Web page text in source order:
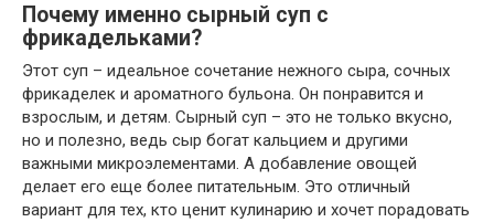
Почему именно сырный суп с
фрикадельками?
Этот суп – идеальное сочетание нежного сыра, сочных
фрикаделек и ароматного бульона. Он понравится и
взрослым, и детям. Сырный суп – это не только вкусно,
но и полезно, ведь сыр богат кальцием и другими
важными микроэлементами. А добавление овощей
делает его еще более питательным. Это отличный
вариант для тех, кто ценит кулинарию и хочет порадовать